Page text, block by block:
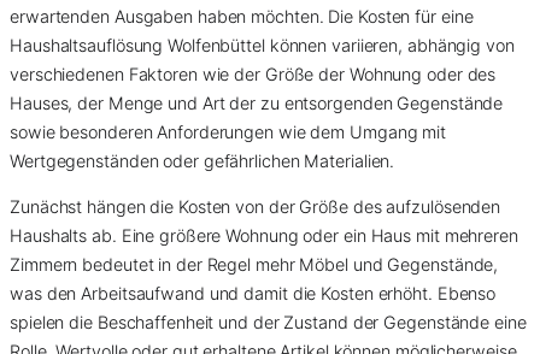
erwartenden Ausgaben haben möchten. Die Kosten für eine
Haushaltsauflösung Wolfenbüttel können variieren, abhängig von
verschiedenen Faktoren wie der Größe der Wohnung oder des
Hauses, der Menge und Art der zu entsorgenden Gegenstände
sowie besonderen Anforderungen wie dem Umgang mit
Wertgegenständen oder gefährlichen Materialien.
Zunächst hängen die Kosten von der Größe des aufzulösenden
Haushalts ab. Eine größere Wohnung oder ein Haus mit mehreren
Zimmern bedeutet in der Regel mehr Möbel und Gegenstände,
was den Arbeitsaufwand und damit die Kosten erhöht. Ebenso
spielen die Beschaffenheit und der Zustand der Gegenstände eine